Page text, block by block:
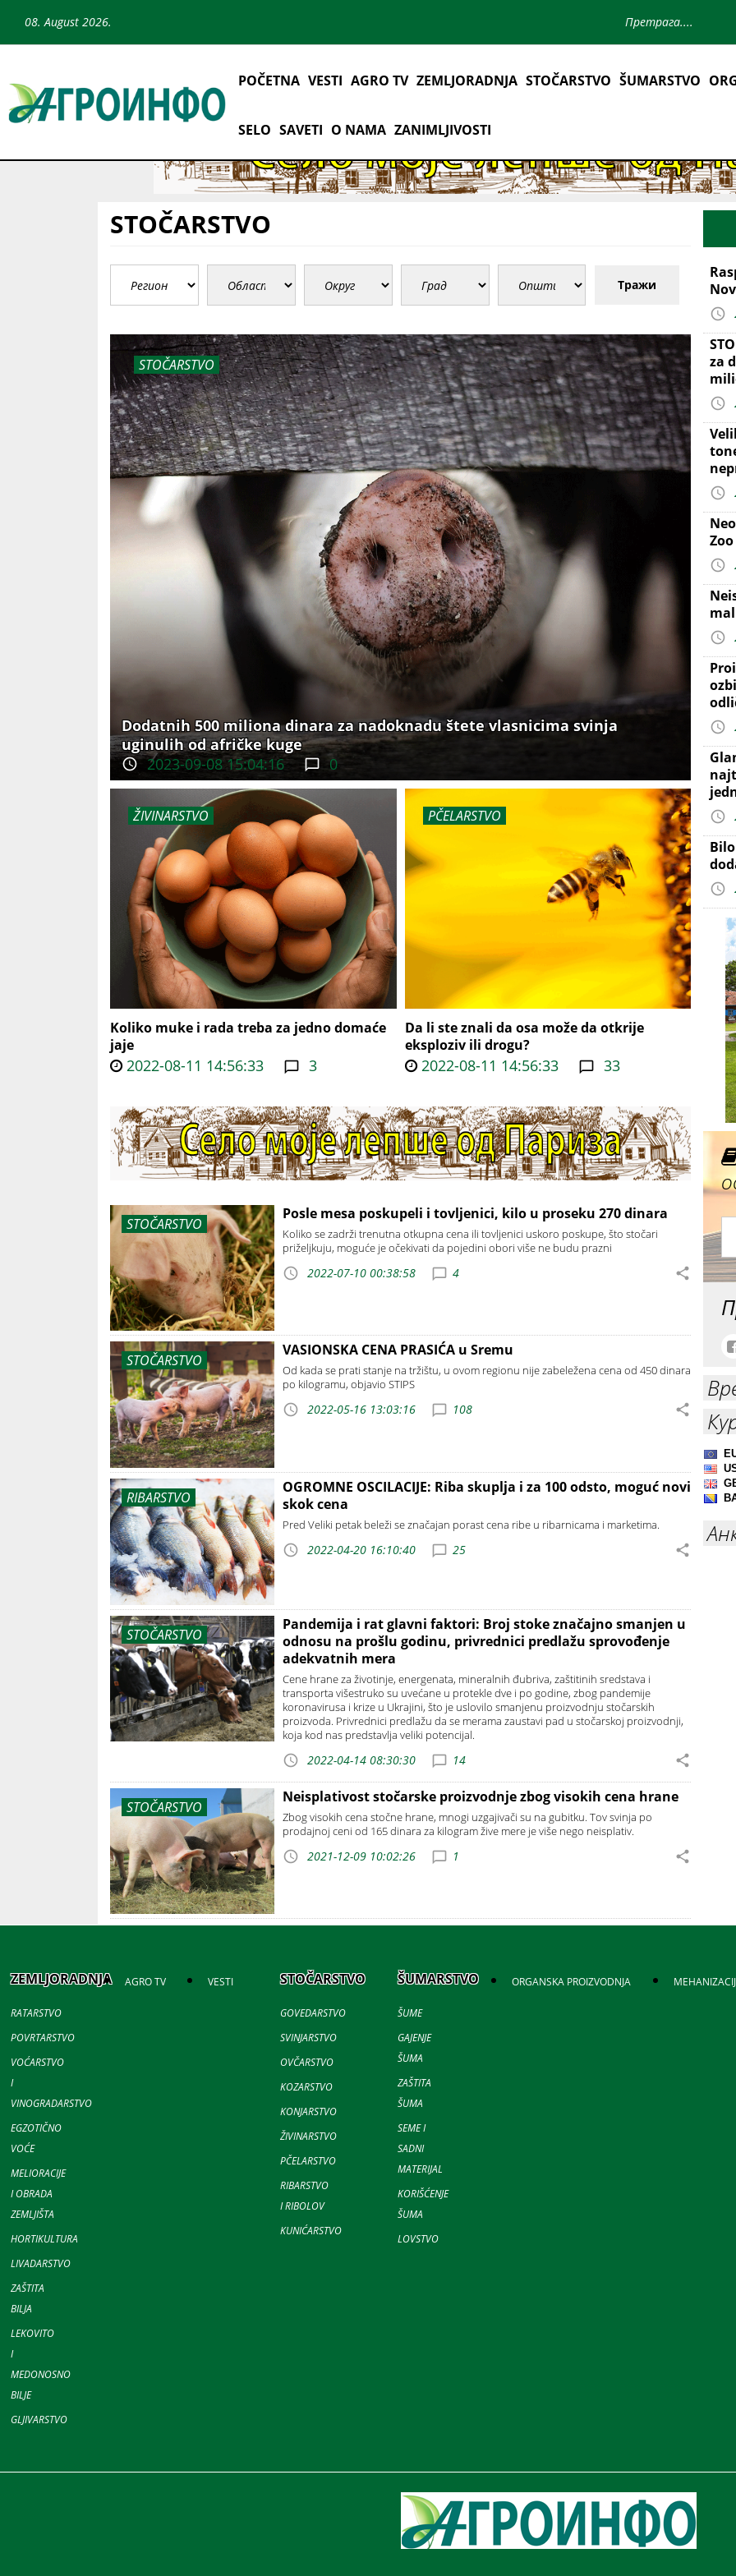
08. August 2026.
POČETNA VESTI AGRO TV ZEMLJORADNJA STOČARSTVO ŠUMARSTVO
SELO SAVETI O NAMA ZANIMLJIVOSTI
STOČARSTVO
Тражи
STOČARSTVO
Dodatnih 500 miliona dinara za nadoknadu štete vlasnicima svinja
uginulih od afričke kuge
2023-09-08 15:04:16
0
ŽIVINARSTVO
Koliko muke i rada treba za jedno domaće
jaje
2022-08-11 14:56:33 3
PČELARSTVO
Da li ste znali da osa može da otkrije
eksploziv ili drogu?
2022-08-11 14:56:33 33
STOČARSTVO
Posle mesa poskupeli i tovljenici, kilo u proseku 270 dinara
Koliko se zadrži trenutna otkupna cena ili tovljenici uskoro poskupe, što stočari
priželjkuju, moguće je očekivati da pojedini obori više ne budu prazni
2022-07-10 00:38:58 4
STOČARSTVO
VASIONSKA CENA PRASIĆA u Sremu
Od kada se prati stanje na tržištu, u ovom regionu nije zabeležena cena od 450 dinara
po kilogramu, objavio STIPS
2022-05-16 13:03:16 108
RIBARSTVO
OGROMNE OSCILACIJE: Riba skuplja i za 100 odsto, moguć novi
skok cena
Pred Veliki petak beleži se značajan porast cena ribe u ribarnicama i marketima.
2022-04-20 16:10:40 25
STOČARSTVO
Pandemija i rat glavni faktori: Broj stoke značajno smanjen u
odnosu na prošlu godinu, privrednici predlažu sprovođenje
adekvatnih mera
Cene hrane za životinje, energenata, mineralnih đubriva, zaštitinih sredstava i
transporta višestruko su uvećane u protekle dve i po godine, zbog pandemije
koronavirusa i krize u Ukrajini, što je uslovilo smanjenu proizvodnju stočarskih
proizvoda. Privrednici predlažu da se merama zaustavi pad u stočarskoj proizvodnji,
koja kod nas predstavlja veliki potencijal.
2022-04-14 08:30:30 14
STOČARSTVO
Neisplativost stočarske proizvodnje zbog visokih cena hrane
Zbog visokih cena stočne hrane, mnogi uzgajivači su na gubitku. Tov svinja po
prodajnoj ceni od 165 dinara za kilogram žive mere je više nego neisplativ.
2021-12-09 10:02:26 1
za
ZEMLJORADNJA
RATARSTVO
POVRTARSTVO
VOĆARSTVO
I
VINOGRADARSTVO
EGZOTIČNO
VOĆE
MELIORACIJE
I OBRADA
ZEMLJIŠTA
HORTIKULTURA
LIVADARSTVO
ZAŠTITA
BILJA
LEKOVITO
I
MEDONOSNO
BILJE
GLJIVARSTVO
AGRO TV VESTI STOČARSTVO
GOVEDARSTVO
SVINJARSTVO
OVČARSTVO
KOZARSTVO
KONJARSTVO
ŽIVINARSTVO
PČELARSTVO
RIBARSTVO
I RIBOLOV
KUNIĆARSTVO
ŠUMARSTVO
ŠUME
GAJENJE
ŠUMA
ZAŠTITA
ŠUMA
SEME I
SADNI
MATERIJAL
KORIŠĆENJE
ŠUMA
LOVSTVO
ORGANSKA PROIZVODNJA